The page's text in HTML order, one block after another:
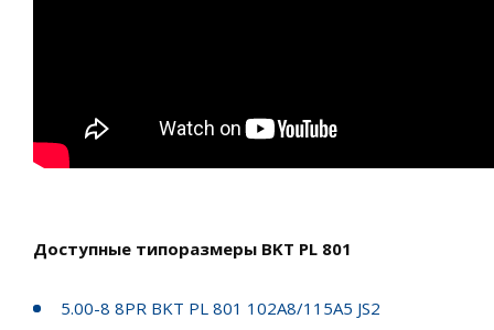
Доступные типоразмеры BKT PL 801
5.00-8 8PR BKT PL 801 102A8/115A5 JS2